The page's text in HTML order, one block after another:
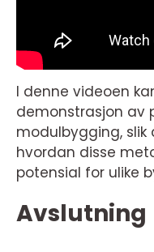
I denne videoen
demonstrasjon av
modulbygging,
hvordan disse
potensial for ulike
Avslutning